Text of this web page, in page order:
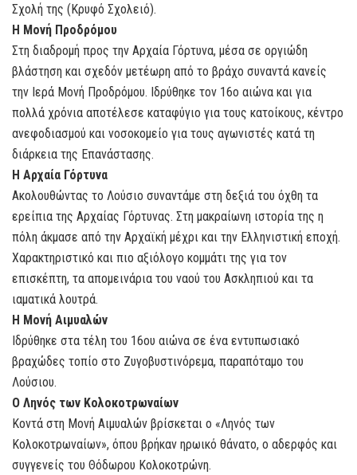
Σχολή της (Κρυφό Σχολειό).
Η Μονή Προδρόμου
Στη διαδρομή προς την Αρχαία Γόρτυνα, μέσα σε οργιώδη
βλάστηση και σχεδόν μετέωρη από το βράχο συναντά κανείς
την Ιερά Μονή Προδρόμου. Ιδρύθηκε τον 16ο αιώνα και για
πολλά χρόνια αποτέλεσε καταφύγιο για τους κατοίκους, κέντρο
ανεφοδιασμού και νοσοκομείο για τους αγωνιστές κατά τη
διάρκεια της Επανάστασης.
Η Αρχαία Γόρτυνα
Ακολουθώντας το Λούσιο συναντάμε στη δεξιά του όχθη τα
ερείπια της Αρχαίας Γόρτυνας. Στη μακραίωνη ιστορία της η
πόλη άκμασε από την Αρχαϊκή μέχρι και την Ελληνιστική εποχή.
Χαρακτηριστικό και πιο αξιόλογο κομμάτι της για τον
επισκέπτη, τα απομεινάρια του ναού του Ασκληπιού και τα
ιαματικά λουτρά.
Η Μονή Αιμυαλών
Ιδρύθηκε στα τέλη του 16ου αιώνα σε ένα εντυπωσιακό
βραχώδες τοπίο στο Ζυγοβυστινόρεμα, παραπόταμο του
Λούσιου.
Ο Ληνός των Κολοκοτρωναίων
Κοντά στη Μονή Αιμυαλών βρίσκεται ο «Ληνός των
Κολοκοτρωναίων», όπου βρήκαν ηρωικό θάνατο, ο αδερφός και
συγγενείς του Θόδωρου Κολοκοτρώνη.